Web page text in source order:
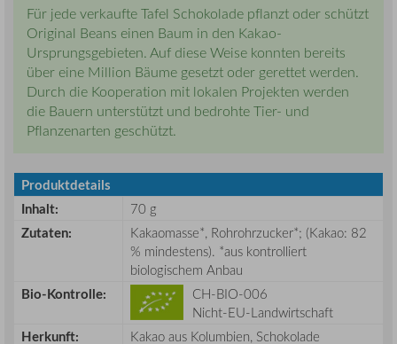
Für jede verkaufte Tafel Schokolade pflanzt oder schützt
Original Beans einen Baum in den Kakao-
Ursprungsgebieten. Auf diese Weise konnten bereits
über eine Million Bäume gesetzt oder gerettet werden.
Durch die Kooperation mit lokalen Projekten werden
die Bauern unterstützt und bedrohte Tier- und
Pflanzenarten geschützt.
Produktdetails
Inhalt:
70 g
Zutaten:
Kakaomasse*, Rohrohrzucker*; (Kakao: 82
% mindestens). *aus kontrolliert
biologischem Anbau
Bio-Kontrolle:
CH-BIO-006
Nicht-EU-Landwirtschaft
Herkunft: Kakao aus Kolumbien, Schokolade